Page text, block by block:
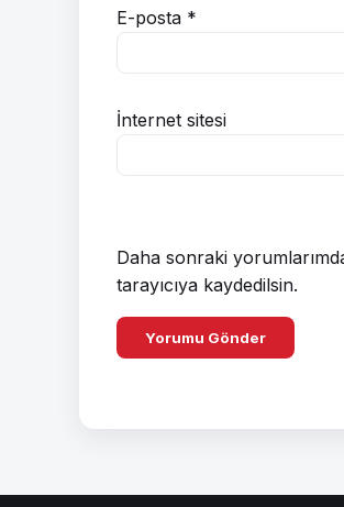
E-posta *
İnternet sitesi
Daha sonraki
tarayıcıya kaydedilsin.